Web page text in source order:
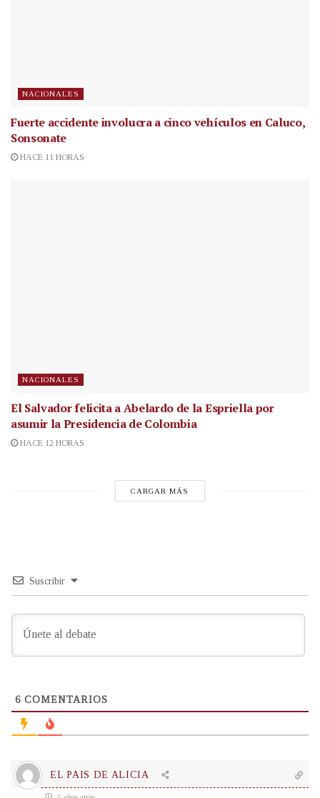
NACIONALES
Fuerte accidente involucra a cinco vehículos en Caluco,
Sonsonate
HACE 11 HORAS
NACIONALES
El Salvador felicita a Abelardo de la Espriella por
asumir la Presidencia de Colombia
HACE 12 HORAS
CARGAR MÁS
Suscribir
6 COMENTARIOS
EL PAIS DE ALICIA